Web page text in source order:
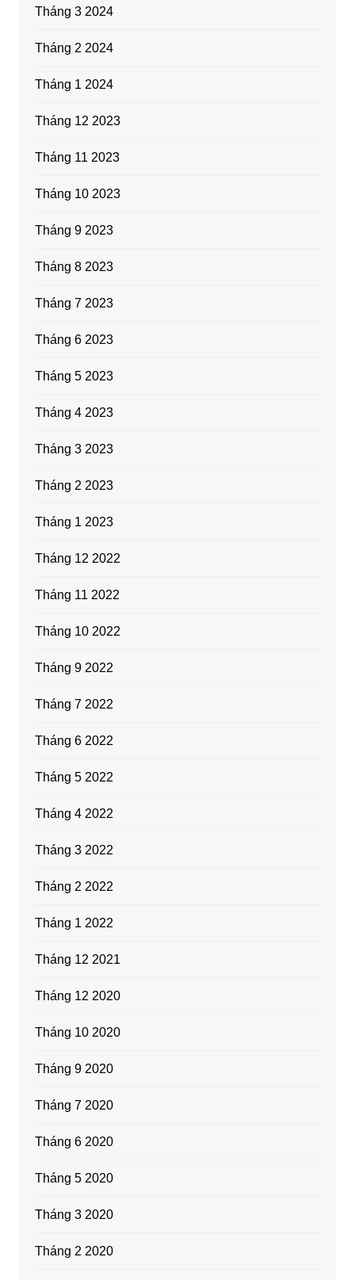
Tháng 3 2024
Tháng 2 2024
Tháng 1 2024
Tháng 12 2023
Tháng 11 2023
Tháng 10 2023
Tháng 9 2023
Tháng 8 2023
Tháng 7 2023
Tháng 6 2023
Tháng 5 2023
Tháng 4 2023
Tháng 3 2023
Tháng 2 2023
Tháng 1 2023
Tháng 12 2022
Tháng 11 2022
Tháng 10 2022
Tháng 9 2022
Tháng 7 2022
Tháng 6 2022
Tháng 5 2022
Tháng 4 2022
Tháng 3 2022
Tháng 2 2022
Tháng 1 2022
Tháng 12 2021
Tháng 12 2020
Tháng 10 2020
Tháng 9 2020
Tháng 7 2020
Tháng 6 2020
Tháng 5 2020
Tháng 3 2020
Tháng 2 2020